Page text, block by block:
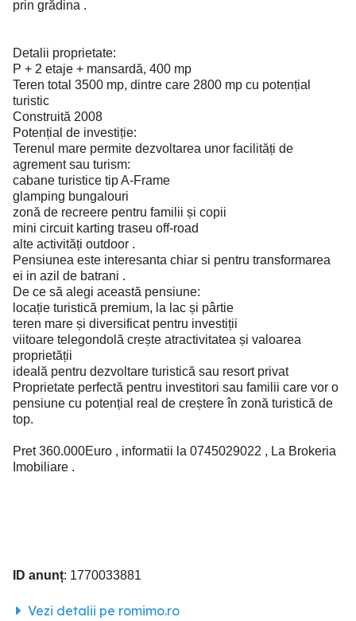
prin grădina .
Detalii proprietate:
P + 2 etaje + mansardă, 400 mp
Teren total 3500 mp, dintre care 2800 mp cu potențial
turistic
Construită 2008
Potențial de investiție:
Terenul mare permite dezvoltarea unor facilități de
agrement sau turism:
cabane turistice tip A-Frame
glamping bungalouri
zonă de recreere pentru familii și copii
mini circuit karting traseu off-road
alte activități outdoor .
Pensiunea este interesanta chiar si pentru transformarea
ei in azil de batrani .
De ce să alegi această pensiune:
locație turistică premium, la lac și pârtie
teren mare și diversificat pentru investiții
viitoare telegondolă crește atractivitatea și valoarea
proprietății
ideală pentru dezvoltare turistică sau resort privat
Proprietate perfectă pentru investitori sau familii care vor o
pensiune cu potențial real de creștere în zonă turistică de
top.
Pret 360.000Euro , informatii la 0745029022 , La Brokeria
Imobiliare .
ID anunț: 1770033881
Vezi detalii pe romimo.ro